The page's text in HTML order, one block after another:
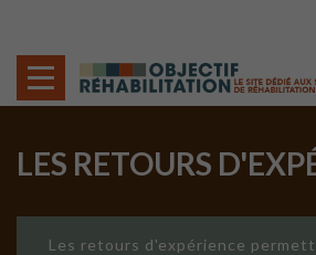
LES RETOURS
Les retours d'expérience